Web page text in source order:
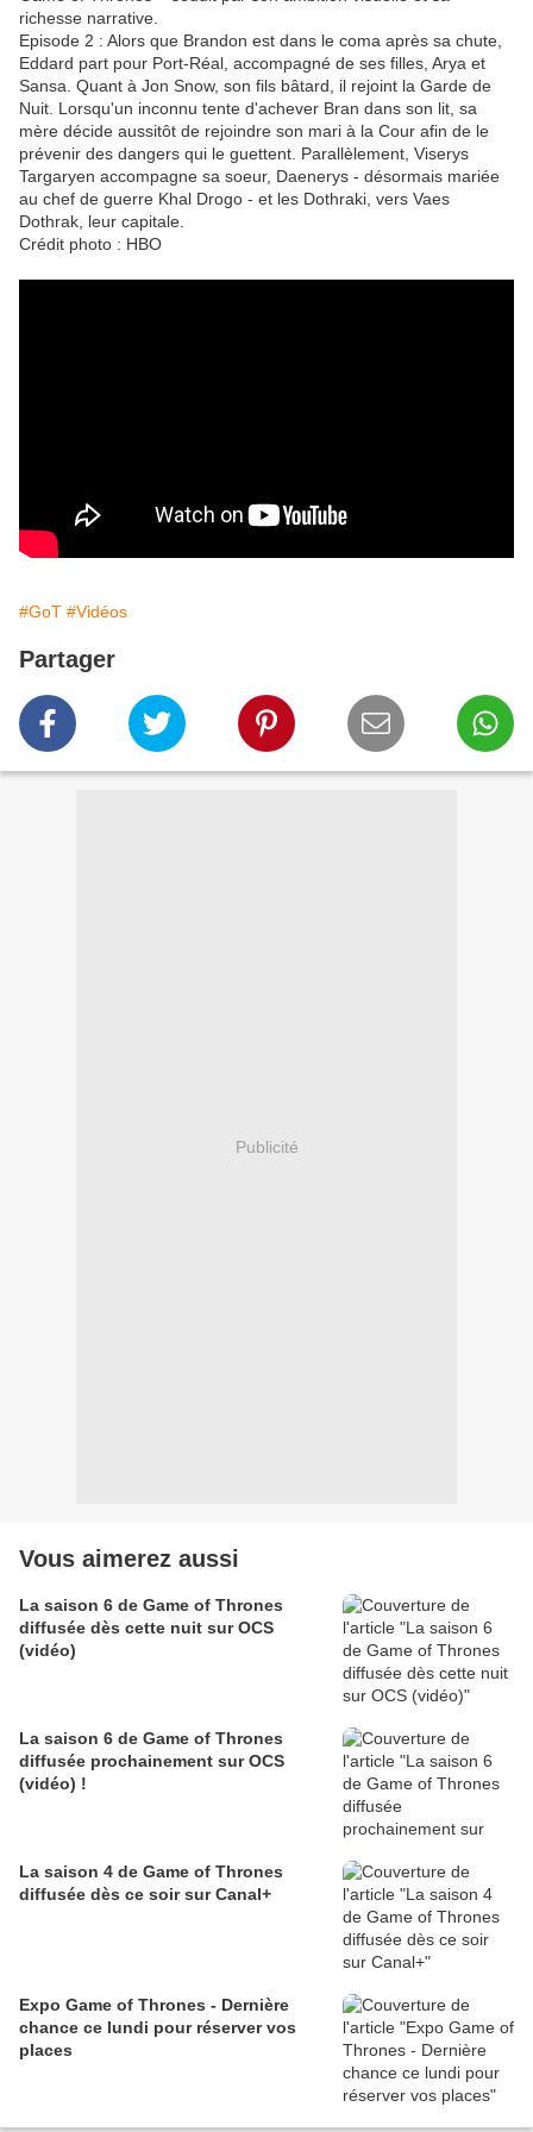
richesse narrative.
Episode 2 : Alors que Brandon est dans le coma après sa chute,
Eddard part pour Port-Réal, accompagné de ses filles, Arya et
Sansa. Quant à Jon Snow, son fils bâtard, il rejoint la Garde de
Nuit. Lorsqu'un inconnu tente d'achever Bran dans son lit, sa
mère décide aussitôt de rejoindre son mari à la Cour afin de le
prévenir des dangers qui le guettent. Parallèlement, Viserys
Targaryen accompagne sa soeur, Daenerys - désormais mariée
au chef de guerre Khal Drogo - et les Dothraki, vers Vaes
Dothrak, leur capitale.
Crédit photo : HBO
#GoT #Vidéos
Partager
Publicité
Vous aimerez aussi
La saison 6 de Game of Thrones
diffusée dès cette nuit sur OCS
(vidéo)
La saison 6 de Game of Thrones
diffusée prochainement sur OCS
(vidéo) !
La saison 4 de Game of Thrones
diffusée dès ce soir sur Canal+
Expo Game of Thrones - Dernière
chance ce lundi pour réserver vos
places